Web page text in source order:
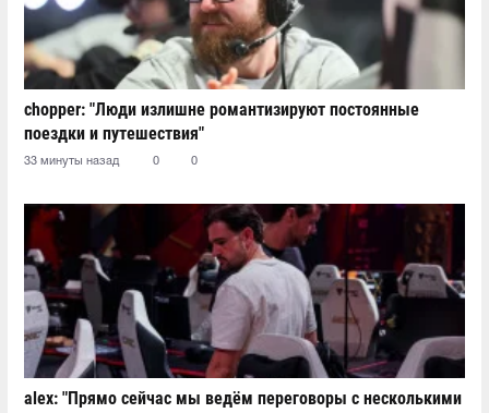
chopper: "Люди излишне романтизируют постоянные
поездки и путешествия"
33 минуты назад 0 0
alex: "Прямо сейчас мы ведём переговоры с несколькими